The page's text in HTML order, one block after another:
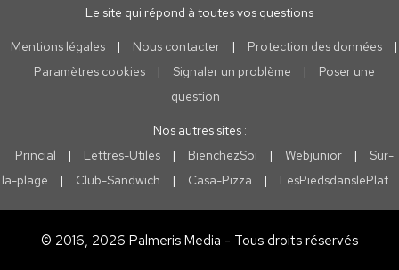
Le site qui répond à toutes vos questions
Mentions légales | Nous contacter | Protection des données
|
Paramètres cookies
| Signaler un problème |
Poser une
question
Nos autres sites :
Princial
| Lettres-Utiles | BienchezSoi | Webjunior |
Sur-
la-plage
| Club-Sandwich | Casa-Pizza | LesPiedsdanslePlat
© 2016, 2026 Palmeris Media - Tous droits réservés